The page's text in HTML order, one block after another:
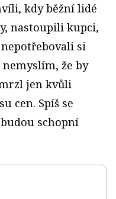
kdy běžní lidé
nastoupili kupci,
si
že by
jen kvůli
cen. Spíš se
schopní